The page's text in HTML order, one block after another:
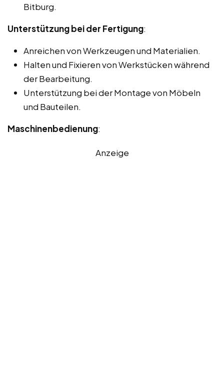
Bitburg.
Unterstützung bei der Fertigung:
Anreichen von Werkzeugen und Materialien.
Halten und Fixieren von Werkstücken während
der Bearbeitung.
Unterstützung bei der Montage von Möbeln
und Bauteilen.
Maschinenbedienung:
Anzeige